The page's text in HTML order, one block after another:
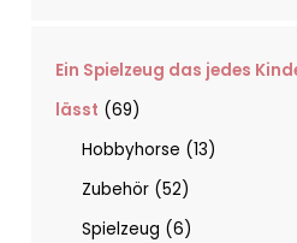
Ein Spielzeug das jedes
lässt
69
Hobbyhorse
13
Zubehör 52
Spielzeug
6